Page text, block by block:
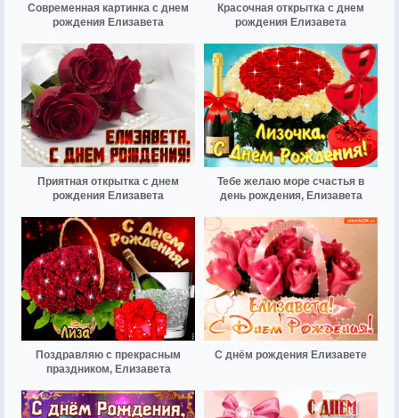
Современная картинка с днем
рождения Елизавета
Красочная открытка с днем
рождения Елизавета
Приятная открытка с днем
рождения Елизавета
Тебе желаю море счастья в
день рождения, Елизавета
Поздравляю с прекрасным
праздником, Елизавета
С днём рождения Елизавете